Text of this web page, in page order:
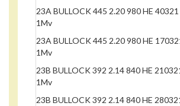
23A BULLOCK 445 2.20 980 HE
1Mv
23A BULLOCK 445 2.20 980 HE
1Mv
23B BULLOCK 392 2.14 840 HE
1Mv
23B BULLOCK 392 2.14 840 HE